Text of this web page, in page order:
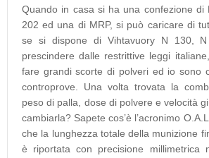
Quando in casa si ha una confezione di
202 ed una di MRP, si può caricare di
se si dispone di Vihtavuory N 130,
prescindere dalle restrittive leggi
fare grandi scorte di polveri ed io sono
controprove. Una volta trovata la
peso di palla, dose di polvere e velocità
cambiarla? Sapete cos’è l’acronimo
che la lunghezza totale della munizione
è riportata con precisione millimetrica